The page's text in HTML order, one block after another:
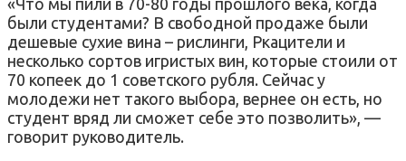
были студентами? В свободной продаже были
дешевые сухие вина – рислинги, Ркацители и
несколько сортов игристых вин, которые стоили от
70 копеек до 1 советского рубля. Сейчас у
молодежи нет такого выбора, вернее он есть, но
студент вряд ли сможет себе это позволить», —
говорит руководитель.